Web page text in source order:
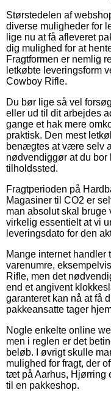
Størstedelen af
diverse muligheder for
lige nu at få afleveret
dig mulighed for at
Fragtformen er nemlig
letkøbte leveringsform
Cowboy Rifle.
Du bør lige så vel
eller ud til dit arbejdes
gange et hak mere
praktisk. Den mest
benægtes at være selv
nødvendiggør at du
tilholdssted.
Fragtperioden på
Magasiner til CO2 er
man absolut skal bruge
virkelig essentielt at vi
leveringsdato for den
Mange internet handler
varenumre,
Rifle, men det
end et angivent
garanteret kan nå at få
pakkeansatte tager
Nogle enkelte online
men i reglen er det
beløb. I øvrigt skulle
mulighed for fragt, der
tæt på Aarhus, Hjørring
til en pakkeshop.